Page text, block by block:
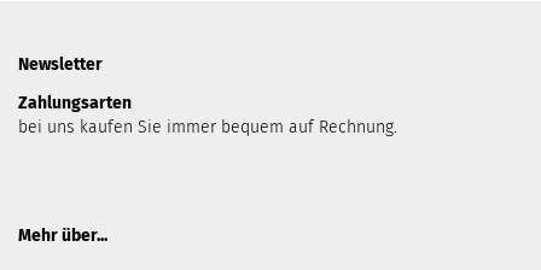
Newsletter
Zahlungsarten
bei uns kaufen Sie immer bequem auf Rechnung.
Mehr über...